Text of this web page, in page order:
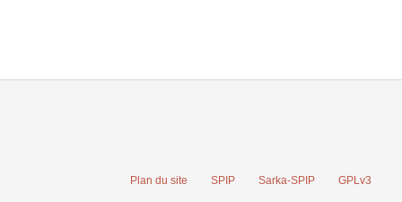
Plan du site SPIP Sarka-SPIP GPLv3